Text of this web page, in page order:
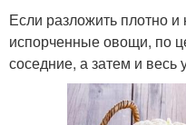
Если разложить плотно
испорченные овощи, по
соседние, а затем и весь